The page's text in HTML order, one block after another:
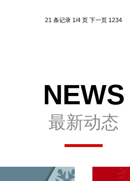
21 条记录 1/4 页 下一页 1234
NEWS
最新动态